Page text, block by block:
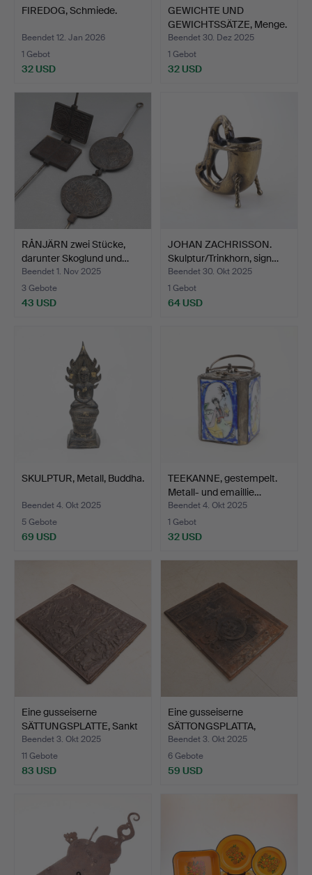
FIREDOG, Schmiede.
Beendet 12. Jan 2026
1 Gebot
32 USD
GEWICHTE UND
GEWICHTSSÄTZE, Menge.
Beendet 30. Dez 2025
1 Gebot
32 USD
RÅNJÄRN zwei Stücke,
darunter Skoglund und…
Beendet 1. Nov 2025
3 Gebote
43 USD
JOHAN ZACHRISSON.
Skulptur/Trinkhorn, sign…
Beendet 30. Okt 2025
1 Gebot
64 USD
SKULPTUR, Metall, Buddha.
Beendet 4. Okt 2025
5 Gebote
69 USD
TEEKANNE, gestempelt.
Metall- und emaillie…
Beendet 4. Okt 2025
1 Gebot
32 USD
Eine gusseiserne
SÄTTUNGSPLATTE, Sankt
Gör…
Beendet 3. Okt 2025
11 Gebote
83 USD
Eine gusseiserne
SÄTTONGSPLATTA,
Huseby br…
Beendet 3. Okt 2025
6 Gebote
59 USD